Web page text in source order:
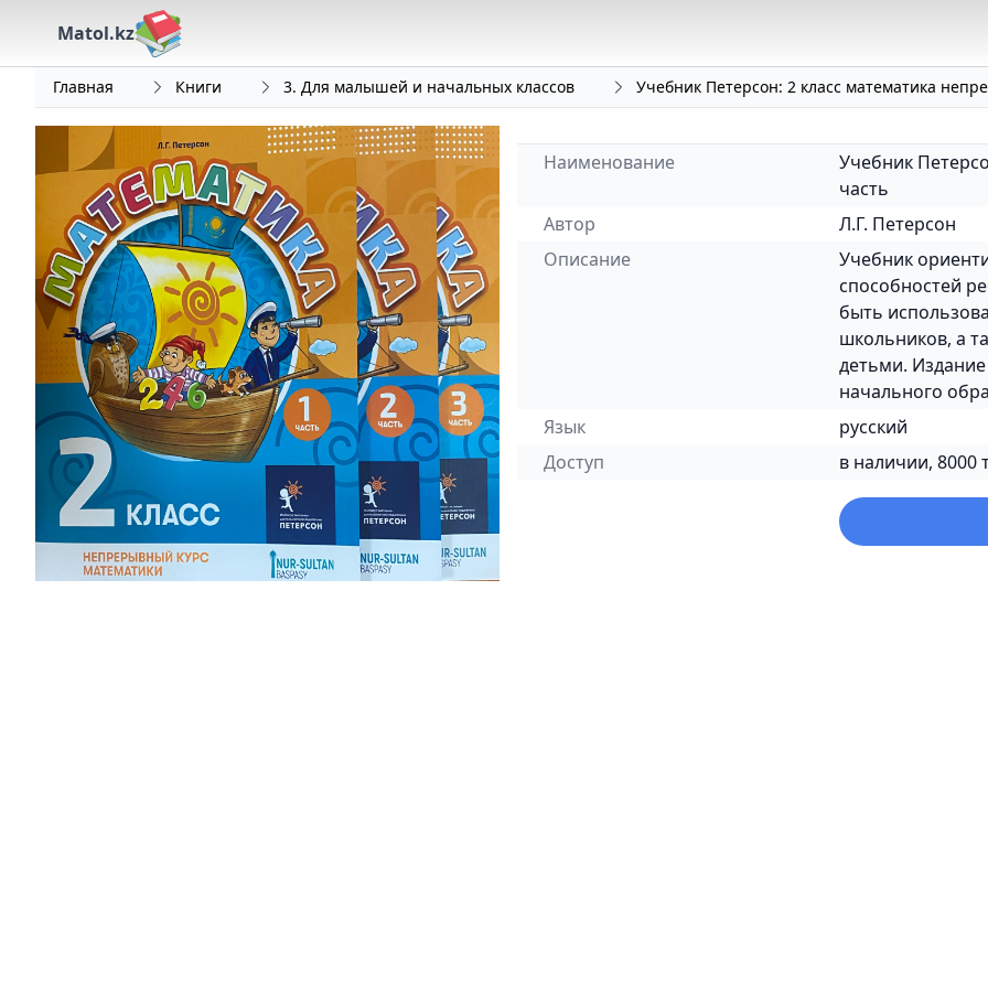
Matol.kz
Главная Книги 3. Для малышей и начальных классов Учебник Петерсон: 2 класс математика
Наименование
Учебник
часть
Автор
Л.Г. Петерсон
Описание
Учебник
способностей
быть
школьников, а
детьми.
начального
Язык
русский
Доступ
в наличии, 8000